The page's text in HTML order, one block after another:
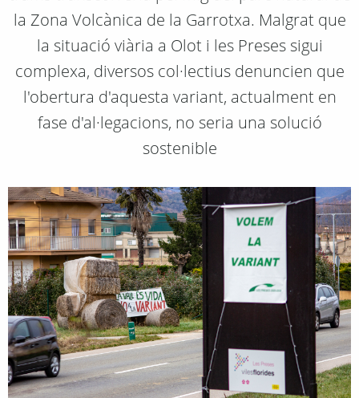
la Zona Volcànica de la Garrotxa. Malgrat que
la situació viària a Olot i les Preses sigui
complexa, diversos col·lectius denuncien que
l'obertura d'aquesta variant, actualment en
fase d'al·legacions, no seria una solució
sostenible